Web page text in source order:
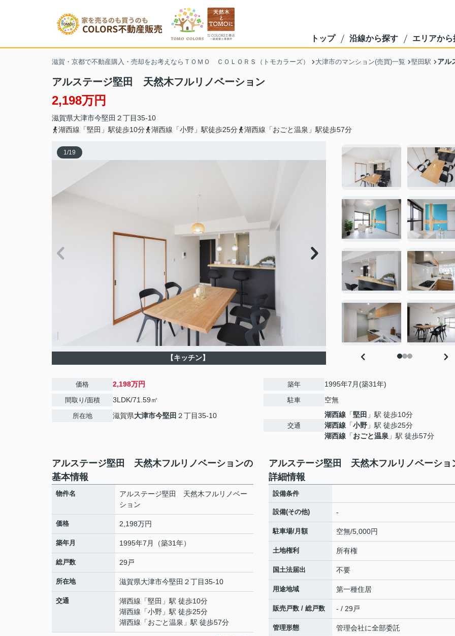
トップ 沿線から探す エリアから
滋賀・京都で不動産購入・売却をお考えならＴＯＭＯ ＣＯＬＯＲＳ（トモカラーズ） 大津市のマンション(売買)一覧 堅田駅 アル
アルステージ堅田 天然木フルリノベーション
2,198万円
滋賀県大津市今堅田 ２丁目35-10
湖西線「堅田」駅徒歩10分
湖西線「小野」駅徒歩25分 湖西線「おごと温泉」駅徒歩57分
1/19
【キッチン】
価格 2,198万円
間取り/面積 3LDK/71.59㎡
所在地 滋賀県大津市今堅田 ２丁目35-10
築年 1995年7月(築31年)
駐車 空無
交通
湖西線 「堅田 」駅 徒歩10分
湖西線 「小野 」駅 徒歩25分
湖西線 「おごと温泉 」駅 徒歩57分
アルステージ堅田 天然木フルリノベーションの
基本情報
物件名
アルステージ堅田 天然木フルリノベー
ション
価格 2,198万円
築年月 1995年7月（築31年）
総戸数 29戸
所在地 滋賀県大津市今堅田 ２丁目35-10
交通 湖西線 「堅田 」駅 徒歩10分
湖西線 「小野 」駅 徒歩25分
湖西線 「おごと温泉 」駅 徒歩57分
アルステージ堅田 天然木フルリノベーショ
詳細情報
設備条件
設備(その他) -
駐車場/月額 空無/5,000円
土地権利 所有権
国土法届出 不要
用途地域 第一種住居
販売戸数 / 総戸数 - / 29戸
管理形態 管理会社に全部委託